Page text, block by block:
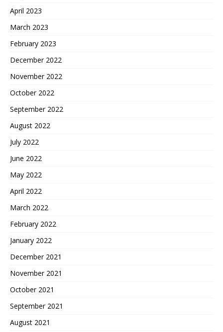
April 2023
March 2023
February 2023
December 2022
November 2022
October 2022
September 2022
August 2022
July 2022
June 2022
May 2022
April 2022
March 2022
February 2022
January 2022
December 2021
November 2021
October 2021
September 2021
August 2021